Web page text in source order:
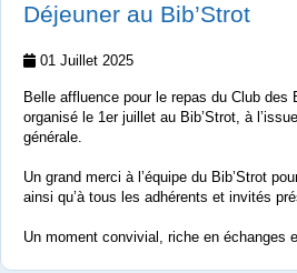
Déjeuner au Bib’Strot
01 Juillet 2025
Belle affluence pour le repas du Club des
organisé le 1er juillet au Bib’Strot, à
générale.
Un grand merci à l’équipe du Bib’Strot
ainsi qu’à tous les adhérents et invités
Un moment convivial, riche en échanges